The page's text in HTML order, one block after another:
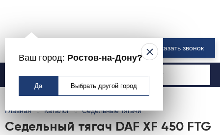
Ваш город: Ростов-на-Дону?
Да Выбрать другой город
Заказать звонок
Москва
Главная Каталог Седельные тягачи
Седельный тягач DAF XF 450 FTG